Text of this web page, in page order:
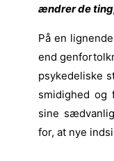
ændrer de
På en
end
psykedeliske
smidighed og
sine
for, at nye